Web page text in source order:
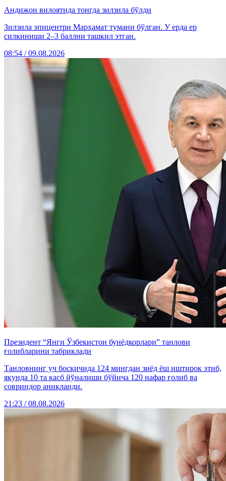
Андижон вилоятида тонгда зилзила бўлди
Зилзила эпицентри Марҳамат тумани бўлган. У ерда ер
силкиниши 2–3 баллни ташкил этган.
08:54 / 09.08.2026
Президент “Янги Ўзбекистон бунёдкорлари” танлови
ғолибларини табриклади
Танловнинг уч босқичида 124 мингдан зиёд ёш иштирок этиб,
якунда 10 та касб йўналиши бўйича 120 нафар ғолиб ва
совриндор аниқланди.
21:23 / 08.08.2026